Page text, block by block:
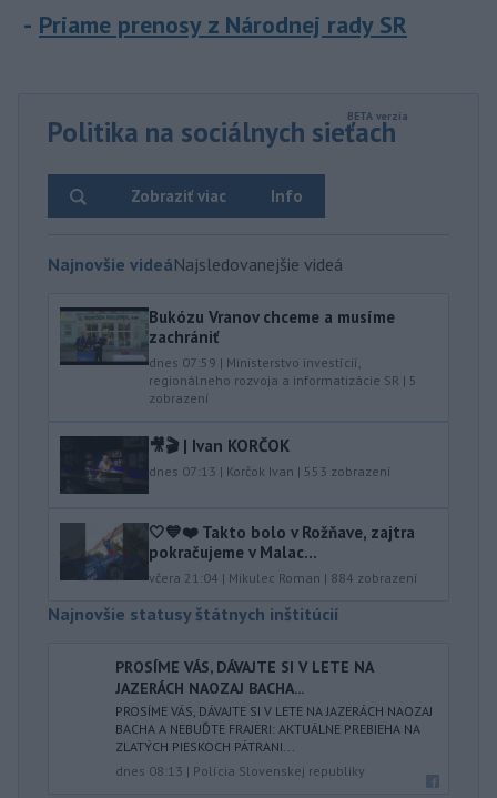
Priame prenosy z Národnej rady SR
Politika na sociálnych sieťach
Info
Zobraziť viac
Najnovšie videáNajsledovanejšie videá
Bukózu Vranov chceme a musíme
zachrániť
dnes 07:59 | Ministerstvo investícií,
regionálneho rozvoja a informatizácie SR | 5
zobrazení
🎥🎬 | Ivan KORČOK
dnes 07:13 | Korčok Ivan | 553 zobrazení
🤍💙❤️ Takto bolo v Rožňave, zajtra
pokračujeme v Malac...
včera 21:04 | Mikulec Roman | 884 zobrazení
Najnovšie statusy štátnych inštitúcií
PROSÍME VÁS, DÁVAJTE SI V LETE NA
JAZERÁCH NAOZAJ BACHA...
PROSÍME VÁS, DÁVAJTE SI V LETE NA JAZERÁCH NAOZAJ
BACHA A NEBUĎTE FRAJERI: AKTUÁLNE PREBIEHA NA
ZLATÝCH PIESKOCH PÁTRANI...
dnes 08:13 | Polícia Slovenskej republiky